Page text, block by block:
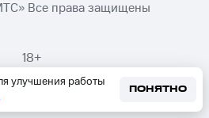
улучшения работы
ПОНЯТНО
Все права защищены
18+